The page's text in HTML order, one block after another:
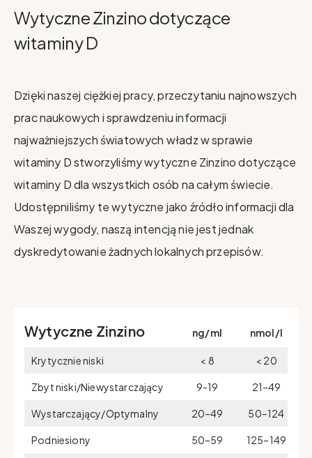
Wytyczne Zinzino dotyczące
witaminy D
Dzięki naszej ciężkiej pracy, przeczytaniu najnowszych
prac naukowych i sprawdzeniu informacji
najważniejszych światowych władz w sprawie
witaminy D stworzyliśmy wytyczne Zinzino dotyczące
witaminy D dla wszystkich osób na całym świecie.
Udostępniliśmy te wytyczne jako źródło informacji dla
Waszej wygody, naszą intencją nie jest jednak
dyskredytowanie żadnych lokalnych przepisów.
Wytyczne Zinzino ng/ml nmol/l
Krytycznie niski < 8 < 20
Zbyt niski/Niewystarczający 9-19 21–49
Wystarczający/Optymalny 20–49 50–124
Podniesiony 50–59 125–149